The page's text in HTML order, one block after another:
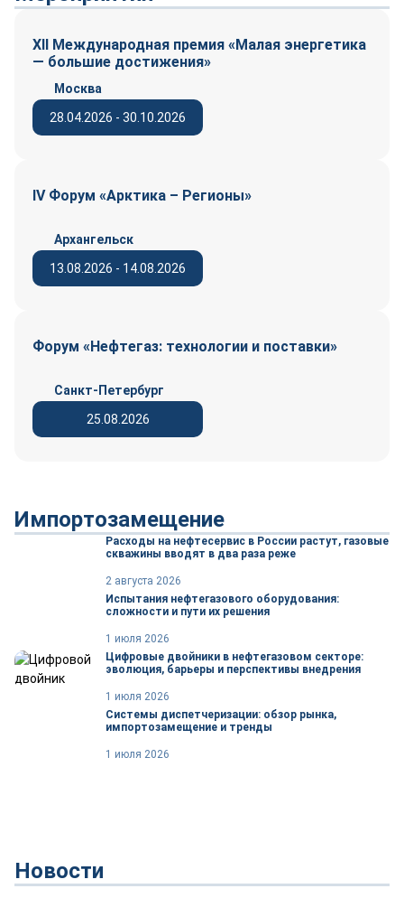
XII Международная премия «Малая энергетика
— большие достижения»
28.04.2026 - 30.10.2026
Москва
IV Форум «Арктика – Регионы»
13.08.2026 - 14.08.2026
Архангельск
Форум «Нефтегаз: технологии и поставки»
25.08.2026
Санкт-Петербург
Импортозамещение
Расходы на нефтесервис в России растут, газовые
скважины вводят в два раза реже
2 августа 2026
Испытания нефтегазового оборудования:
сложности и пути их решения
1 июля 2026
Цифровые двойники в нефтегазовом секторе:
эволюция, барьеры и перспективы внедрения
1 июля 2026
Системы диспетчеризации: обзор рынка,
импортозамещение и тренды
1 июля 2026
Новости